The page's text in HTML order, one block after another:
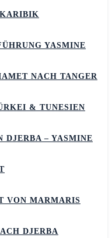
YASMINE
NACH TANGER
& TUNESIEN
DJERBA – YASMINE
VON MARMARIS
DJERBA